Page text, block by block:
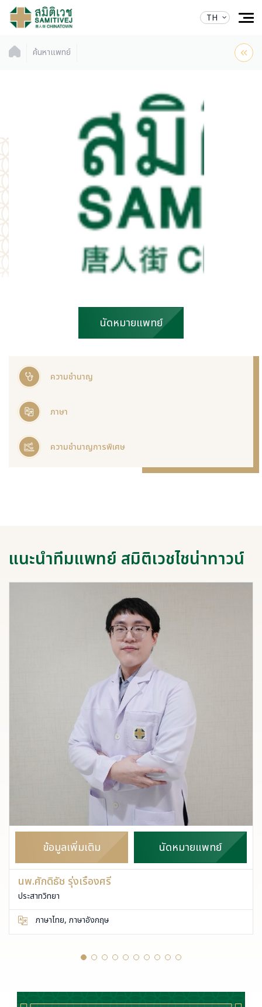
TH
ค้นหาแพทย์
นัดหมายแพทย์
ความชำนาญ
ภาษา
ความชำนาญการพิเศษ
แนะนำทีมแพทย์ สมิติเวชไชน่าทาวน์
ข้อมูลเพิ่มเติม นัดหมายแพทย์
นพ.ศักดิธัช รุ่งเรืองศรี
ประสาทวิทยา
ภาษาไทย, ภาษาอังกฤษ